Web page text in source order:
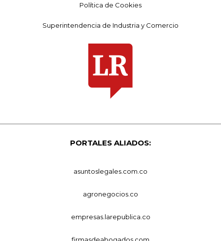
Política de Cookies
Superintendencia de Industria y Comercio
PORTALES ALIADOS:
asuntoslegales.com.co
agronegocios.co
empresas.larepublica.co
firmasdeabogados.com